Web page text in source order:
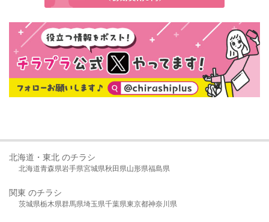
北海道・東北 のチラシ
北海道青森県岩手県宮城県秋田県山形県福島県
関東 のチラシ
茨城県栃木県群馬県埼玉県千葉県東京都神奈川県